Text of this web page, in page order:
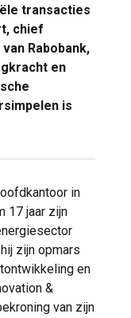
transacties
chief
Rabobank,
en
is
in
17 jaar zijn
zijn opmars
en
&
van zijn